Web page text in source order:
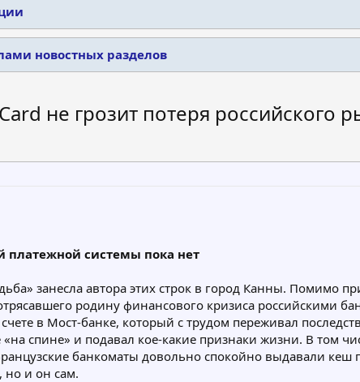
новостных разделов
не грозит потеря российского
платежной системы пока нет
занесла автора этих строк в город Канны. Помимо
родину финансового кризиса российскими
в Мост-банке, который с трудом переживал
спине» и подавал кое-какие признаки жизни. В том
банкоматы довольно спокойно выдавали кеш
но и он сам.